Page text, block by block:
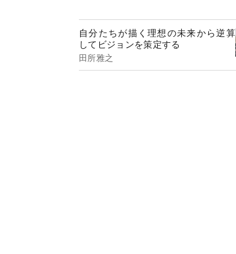
自分たちが描く理想の未来から逆算
してビジョンを策定する
田所雅之